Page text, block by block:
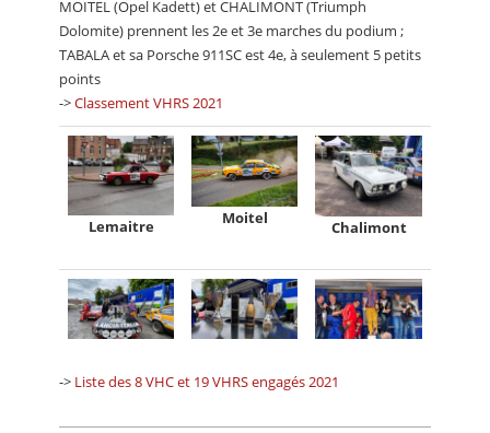
MOITEL (Opel Kadett) et CHALIMONT (Triumph
Dolomite) prennent les 2e et 3e marches du podium ;
TABALA et sa Porsche 911SC est 4e, à seulement 5 petits
points
->Classement VHRS 2021
Lemaitre Moitel Chalimont
-> Liste des 8 VHC et 19 VHRS engagés 2021